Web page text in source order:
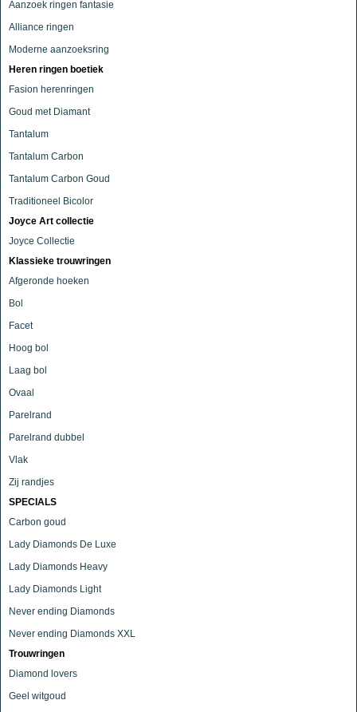
Aanzoek ringen fantasie
Alliance ringen
Moderne aanzoeksring
Heren ringen boetiek
Fasion herenringen
Goud met Diamant
Tantalum
Tantalum Carbon
Tantalum Carbon Goud
Traditioneel Bicolor
Joyce Art collectie
Joyce Collectie
Klassieke trouwringen
Afgeronde hoeken
Bol
Facet
Hoog bol
Laag bol
Ovaal
Parelrand
Parelrand dubbel
Vlak
Zij randjes
SPECIALS
Carbon goud
Lady Diamonds De Luxe
Lady Diamonds Heavy
Lady Diamonds Light
Never ending Diamonds
Never ending Diamonds XXL
Trouwringen
Diamond lovers
Geel witgoud